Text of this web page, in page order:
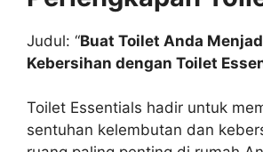
Judul: “Buat Toilet Anda
Kebersihan dengan Toilet
Toilet Essentials hadir untuk
sentuhan kelembutan dan